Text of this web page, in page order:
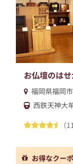
お仏壇のは
福岡県福岡
西鉄天神大
（
お得なクー